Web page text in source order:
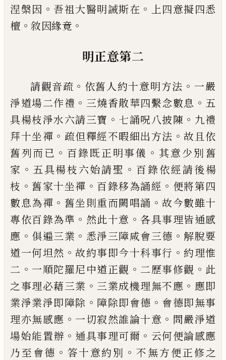
涅槃因 。 吾祖大醫明誡斯在 。
上四意擬四悉
檀 。 敘因緣竟 。
明正意第二
請觀音疏 。 依舊人約十意明方法 。 一嚴
淨道場二作禮 。 三燒香散華四繫念數息 。 五
具楊枝淨水六請三寶 。 七誦呪八披陳 。 九禮
拜十坐禪 。 疏但釋經不暇細出方法 。 故且依
舊列而已 。 百錄既正明事儀 。 其意少別舊
家 。 五具楊枝六始請聖 。 百錄依經請後楊
枝 。 舊家十坐禪 。 百錄移為誦經 。 便將第四
數息為禪 。 舊坐則重而闕唱誦 。 故今數雖十
專依百錄為準 。 然此十意 。 各具事理皆通感
應 。 俱遍三業 。 悉淨三障咸會三德 。 解脫要
道一何坦然 。 故約事即今十科事行 。 約理惟
二 。 一順陀羅尼中道正觀 。 二歷事修觀 。 此
之事理必藉三業 。 三業成機理無不應 。 應即
業淨業淨即障除 。 障除即會德 。 會德即無事
理亦無感應 。 一切寂然誰論十意 。 問嚴淨道
場始能置辦 。 通具事理可爾 。 云何便論感應
乃至會德 。 答十意約別 。 不無方便正修之